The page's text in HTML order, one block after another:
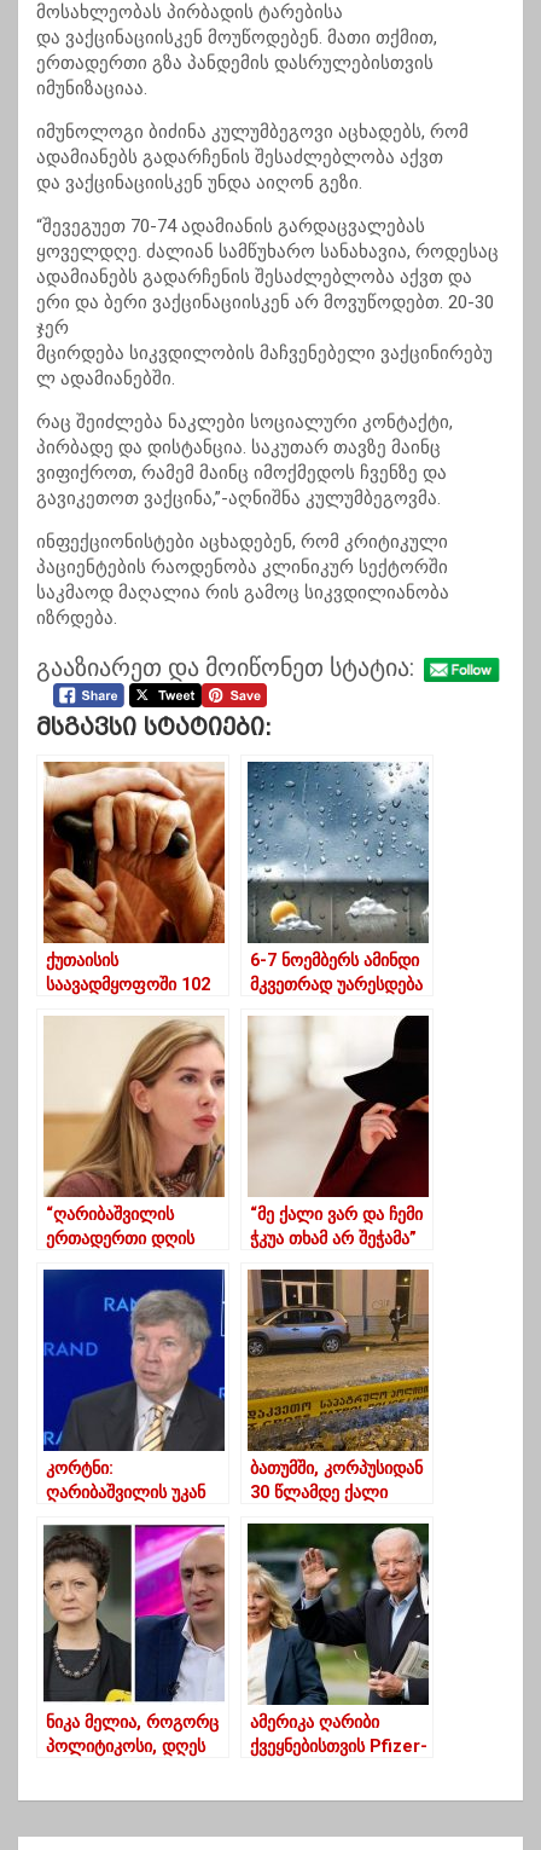
მოსახლეობას პირბადის ტარებისა
და ვაქცინაციისკენ მოუწოდებენ. მათი თქმით,
ერთადერთი გზა პანდემის დასრულებისთვის
იმუნიზაციაა.
იმუნოლოგი ბიძინა კულუმბეგოვი აცხადებს, რომ
ადამიანებს გადარჩენის შესაძლებლობა აქვთ
და ვაქცინაციისკენ უნდა აიღონ გეზი.
“შევეგუეთ 70-74 ადამიანის გარდაცვალებას
ყოველდღე. ძალიან სამწუხარო სანახავია, როდესაც
ადამიანებს გადარჩენის შესაძლებლობა აქვთ და
ერი და ბერი ვაქცინაციისკენ არ მოვუწოდებთ. 20-30
ჯერ
მცირდება სიკვდილობის მაჩვენებელი ვაქცინირებუ
ლ ადამიანებში.
რაც შეიძლება ნაკლები სოციალური კონტაქტი,
პირბადე და დისტანცია. საკუთარ თავზე მაინც
ვიფიქროთ, რამემ მაინც იმოქმედოს ჩვენზე და
გავიკეთოთ ვაქცინა,”-აღნიშნა კულუმბეგოვმა.
ინფექციონისტები აცხადებენ, რომ კრიტიკული
პაციენტების რაოდენობა კლინიკურ სექტორში
საკმაოდ მაღალია რის გამოც სიკვდილიანობა
იზრდება.
გააზიარეთ და მოიწონეთ სტატია:
Მსგავსი Სტატიები:
ქუთაისის
საავადმყოფოში 102
კოვიდინფიცირებული
მკურნალობს
6-7 ნოემბერს ამინდი
მკვეთრად უარესდება
“ღარიბაშვილის
ერთადერთი დღის
შური იძიოს „ერთიან
ნაციონალურ
მოძრაობაზე”
“მე ქალი ვარ და ჩემი
ჭკუა თხამ არ შეჭამა”
კორტნი:
ღარიბაშვილის უკან
ქართული ოცნების
სისუსტის გამოჩენაა
ბათუმში, კორპუსიდან
30 წლამდე ქალი
ნიკა მელია, როგორც
პოლიტიკოსი, დღეს
ამერიკა ღარიბი
ქვეყნებისთვის Pfizer-